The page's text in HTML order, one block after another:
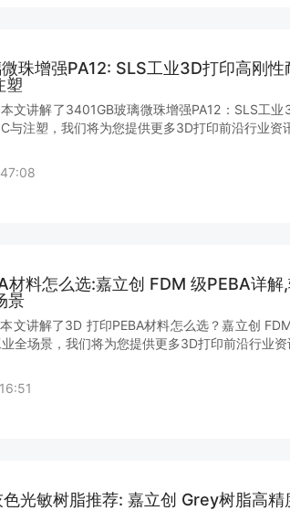
珠增强PA12: SLS工业3D打印高刚性
塑
文讲解了3401GB玻璃微珠增强PA12：SLS工
与注塑，我们将为您提供更多3D打印前沿行业资
材料怎么选:嘉立创 FDM 级PEBA详解
景
文讲解了3D 打印PEBA材料怎么选？嘉立创
全场景，我们将为您提供更多3D打印前沿行业资
光敏树脂推荐: 嘉立创 Grey树脂高